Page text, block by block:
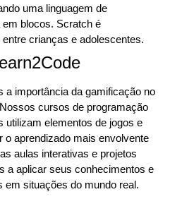
uma linguagem de
blocos. Scratch é
crianças e adolescentes.
a importância da gamificação no
cursos de programação
utilizam elementos de jogos e
o aprendizado mais envolvente
aulas interativas e projetos
a aplicar seus conhecimentos e
em situações do mundo real.